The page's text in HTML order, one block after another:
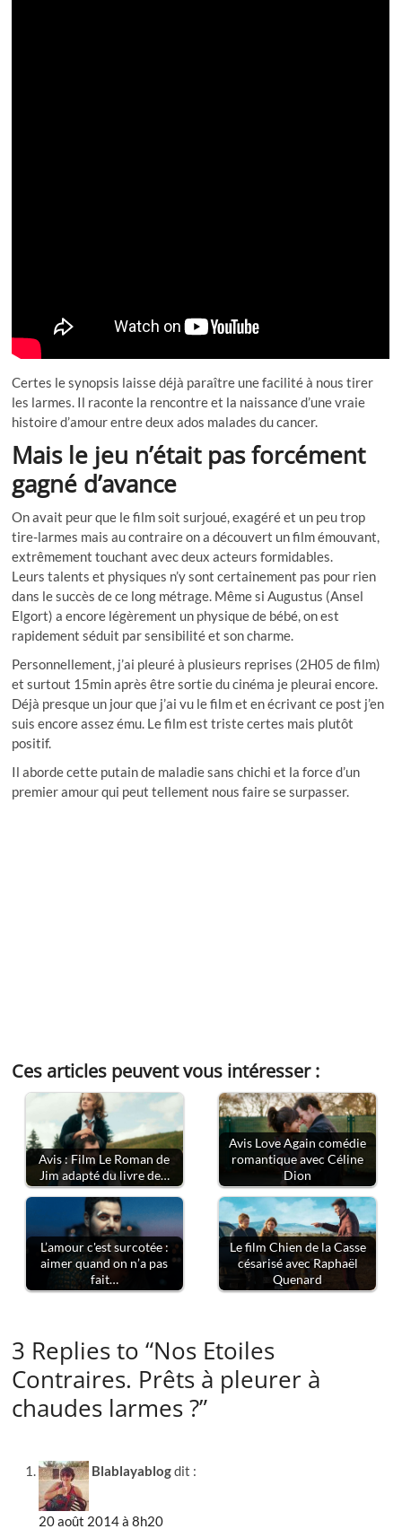
Certes le synopsis laisse déjà paraître une facilité à nous tirer
les larmes. Il raconte la rencontre et la naissance d’une vraie
histoire d’amour entre deux ados malades du cancer.
Mais le jeu n’était pas forcément
gagné d’avance
On avait peur que le film soit surjoué, exagéré et un peu trop
tire-larmes mais au contraire on a découvert un film émouvant,
extrêmement touchant avec deux acteurs formidables.
Leurs talents et physiques n’y sont certainement pas pour rien
dans le succès de ce long métrage. Même si Augustus (Ansel
Elgort) a encore légèrement un physique de bébé, on est
rapidement séduit par sensibilité et son charme.
Personnellement, j’ai pleuré à plusieurs reprises (2H05 de film)
et surtout 15min après être sortie du cinéma je pleurai encore.
Déjà presque un jour que j’ai vu le film et en écrivant ce post j’en
suis encore assez ému. Le film est triste certes mais plutôt
positif.
Il aborde cette putain de maladie sans chichi et la force d’un
premier amour qui peut tellement nous faire se surpasser.
Ces articles peuvent vous intéresser :
Avis : Film Le Roman de
Jim adapté du livre de…
Avis Love Again comédie
romantique avec Céline
Dion
L’amour c'est surcotée :
aimer quand on n’a pas
fait…
Le film Chien de la Casse
césarisé avec Raphaël
Quenard
3 Replies to “Nos Etoiles
Contraires. Prêts à pleurer à
chaudes larmes ?”
Blablayablogdit :
20 août 2014 à 8h20